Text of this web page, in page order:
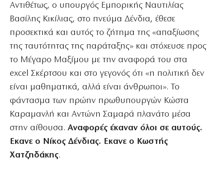
Αντιθέτως, ο υπουργός Εμπορικής Ναυτιλίας
Βασίλης Κικίλιας, στο πνεύμα Δένδια, έθεσε
προσεκτικά και αυτός το ζήτημα της «απαξίωσης
της ταυτότητας της παράταξης» και στόχευσε προς
το Μέγαρο Μαξίμου με την αναφορά του στα
excel Σκέρτσου και στο γεγονός ότι «η πολιτική δεν
είναι μαθηματικά, αλλά είναι άνθρωποι». Το
φάντασμα των πρώην πρωθυπουργών Κώστα
Καραμανλή και Αντώνη Σαμαρά πλανάτο μέσα
στην αίθουσα. Αναφορές έκαναν όλοι σε αυτούς.
Εκανε ο Νίκος Δένδιας. Εκανε ο Κωστής
Χατζηδάκης.